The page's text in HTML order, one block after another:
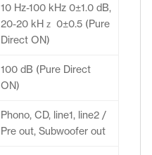
10 Hz-100 kHz 0±1.0 dB,
20-20 kHｚ 0±0.5 (Pure
Direct ON)
100 dB (Pure Direct
ON)
Phono, CD, line1, line2 /
Pre out, Subwoofer out